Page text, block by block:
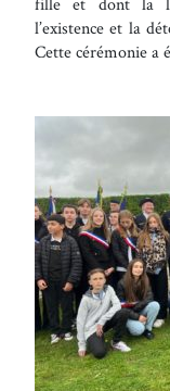
l’existence et la
Cette cérémonie a